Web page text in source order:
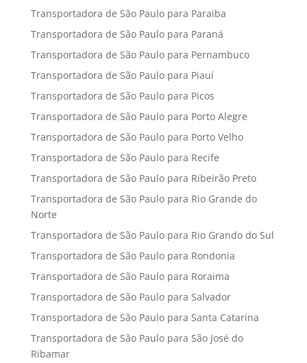
Transportadora de São Paulo para Paraiba
Transportadora de São Paulo para Paraná
Transportadora de São Paulo para Pernambuco
Transportadora de São Paulo para Piauí
Transportadora de São Paulo para Picos
Transportadora de São Paulo para Porto Alegre
Transportadora de São Paulo para Porto Velho
Transportadora de São Paulo para Recife
Transportadora de São Paulo para Ribeirão Preto
Transportadora de São Paulo para Rio Grande do
Norte
Transportadora de São Paulo para Rio Grando do Sul
Transportadora de São Paulo para Rondonia
Transportadora de São Paulo para Roraima
Transportadora de São Paulo para Salvador
Transportadora de São Paulo para Santa Catarina
Transportadora de São Paulo para São José do
Ribamar